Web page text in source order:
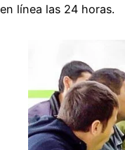
en línea las 24 horas.